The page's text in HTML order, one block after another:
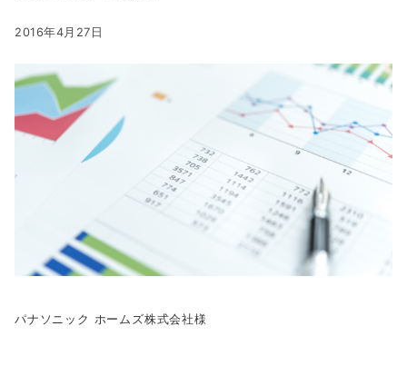
2016年4月27日
パナソニック ホームズ株式会社様